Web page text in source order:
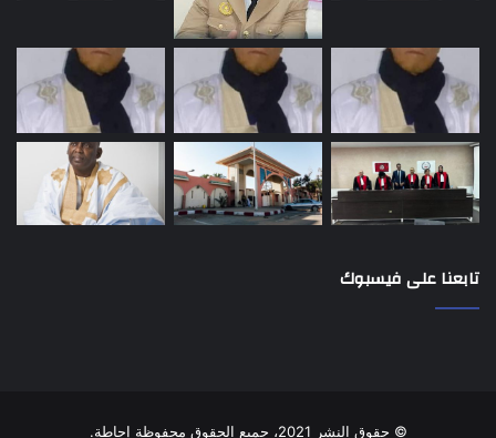
تابعنا على فيسبوك
© حقوق النشر 2021، جميع الحقوق محفوظة إحاطة.